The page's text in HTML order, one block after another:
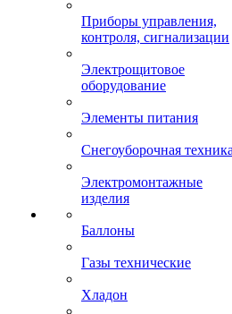
Приборы управления,
контроля, сигнализации
Электрощитовое
оборудование
Элементы питания
Снегоуборочная техника
Электромонтажные
изделия
Баллоны
Газы технические
Хладон